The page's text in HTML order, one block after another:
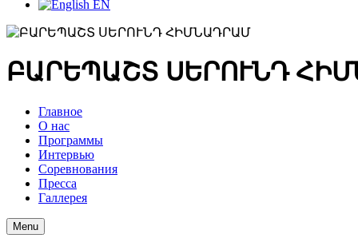
EN
ԲԱՐԵՊԱՇՏ ՍԵՐՈՒՆԴ
Главное
О нас
Программы
Интервью
Соревнования
Пресса
Галлерея
Menu